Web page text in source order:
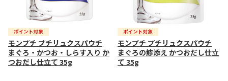
モンプチ プチリュクスパウチ
まぐろ・かつお・しらす入り か
つおだし仕立て 35g
モンプチ プチリュクスパウチ
まぐろの鯵添え かつおだし仕立
て 35g